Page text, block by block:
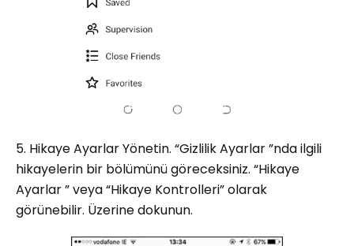
5. Hikaye Ayarlar Yönetin. “Gizlilik Ayarlar ”nda ilgili
hikayelerin bir bölümünü göreceksiniz. “Hikaye
Ayarlar ” veya “Hikaye Kontrolleri” olarak
görünebilir. Üzerine dokunun.